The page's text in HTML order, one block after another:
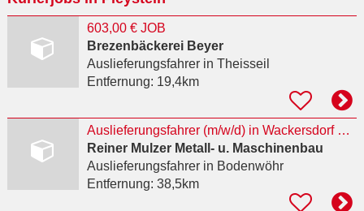
603,00 € JOB
Brezenbäckerei Beyer
Auslieferungsfahrerin Theisseil
Entfernung: 19,4km
Auslieferungsfahrer (m/w/d) in Wackersdorf gesucht
Reiner Mulzer Metall- u. Maschinenbau
Auslieferungsfahrerin Bodenwöhr
Entfernung: 38,5km